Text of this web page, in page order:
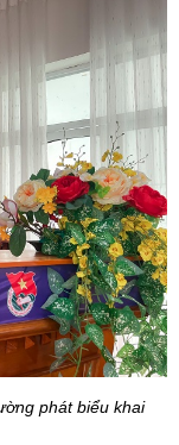
phát biểu khai